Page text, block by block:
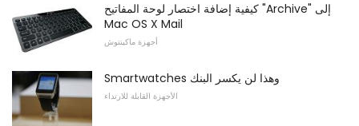
كيفية إضافة اختصار لوحة المفاتيح "Archive" إلى
Mac OS X Mail
أجهزة ماكينتوش
Smartwatches وهذا لن يكسر البنك
الأجهزة القابلة للارتداء